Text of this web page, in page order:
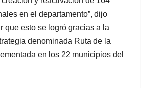
en el departamento”, dijo
que esto se logró gracias a la
denominada Ruta de la
en los 22 municipios del